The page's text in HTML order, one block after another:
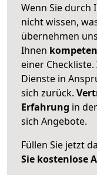
Wenn Sie durch
nicht wissen,
übernehmen
Ihnen
einer Checkliste.
Dienste in
sich zurück.
Erfahrung in
sich Angebote.
Füllen Sie jetzt
Sie kostenlose